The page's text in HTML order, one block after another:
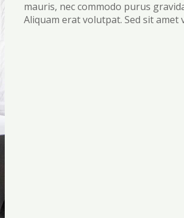
mauris, nec commodo purus
Aliquam erat volutpat. Sed sit amet